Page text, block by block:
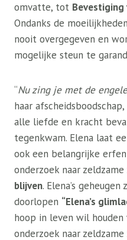
omvatte, tot
Ondanks de
nooit overgegeven en
mogelijke steun te
“Nu zing je met de
haar
alle liefde en kracht
tegenkwam. Elena laat
ook een belangrijke
onderzoek naar
blijven. Elena’s
doorlopen “Elena’s
hoop in leven wil
onderzoek naar